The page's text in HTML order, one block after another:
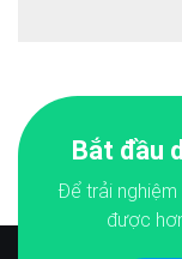
Bắt đầu
Để trải nghiệm
được